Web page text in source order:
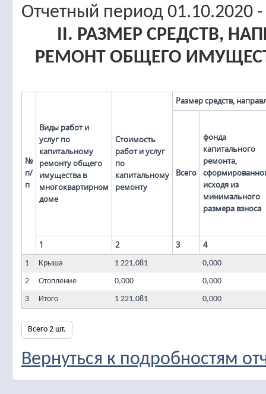
Отчетный период 01.10.2020
II. РАЗМЕР СРЕДСТВ,
РЕМОНТ ОБЩЕГО
№
п/
п
Виды работ и
услуг по
капитальному
ремонту общего
имущества в
многоквартирном
доме
Стоимость
работ и услуг
по
капитальному
ремонту
Размер средств,
Всего
фонда
капитального
ремонта,
исходя из
минимального
размера взноса
1 2 3 4
1 Крыша 1 221,081
0,000
2
Отопление 0,000
0,000
3
Итого 1 221,081 0,000
Всего 2 шт.
Вернуться к подробностям